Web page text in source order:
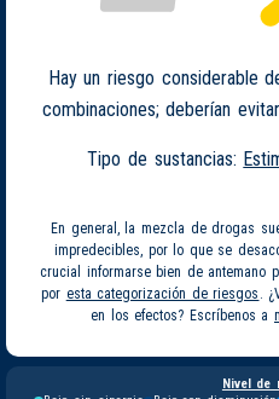
Hay un riesgo considerable
combinaciones; deberían
Tipo de sustancias:
En general, la mezcla de drogas
impredecibles, por lo que se
crucial informarse bien de antemano
por esta categorización de riesgos .
en los efectos? Escríbenos a
Nivel de